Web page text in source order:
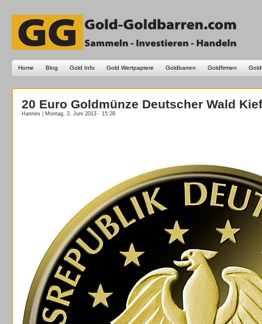
Home Blog Gold Info Gold Wertpapiere Goldbarren Goldfirmen
20 Euro Goldmünze Deutscher Wald
Hannes | Montag, 3. Juni 2013 - 15:28